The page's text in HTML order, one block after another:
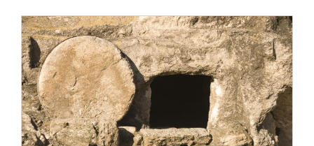
IMAGE: